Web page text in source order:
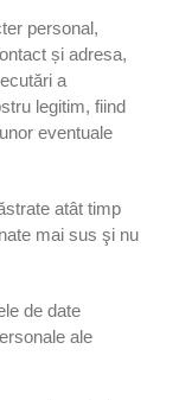
personal,
și adresa,
a
legitim, fiind
eventuale
atât timp
mai sus şi nu
de date
ale